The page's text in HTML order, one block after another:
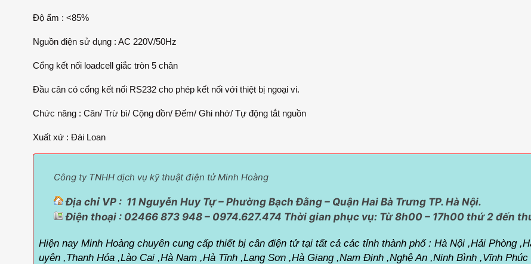
Độ ẩm : <85%
Nguồn điện sử dụng : AC 220V/50Hz
Cổng kết nối loadcell giắc tròn 5 chân
Đầu cân có cổng kết nối RS232 cho phép kết nối với thiệt bị ngoại vi.
Chức năng : Cân/ Trừ bì/ Cộng dồn/ Đếm/ Ghi nhớ/ Tự động tắt nguồn
Xuất xứ : Đài Loan
Công ty TNHH dịch vụ kỹ thuật điện tử Minh Hoàng
Địa chỉ VP : 11 Nguyễn Huy Tự – Phường Bạch Đằng – Quận Hai Bà Trưng TP. Hà Nội.
Điện thoại : 02466 873 948 – 0974.627.474 Thời gian phục vụ: Từ 8h00 – 17h00 thứ 2 đến
Hiện nay Minh Hoàng chuyên cung cấp thiết bị cân điện tử tại tất cả các tỉnh thành phố :Hà Nội ,Hải Phòng
uyên ,Thanh Hóa ,Lào Cai ,Hà Nam ,Hà Tĩnh ,Lạng Sơn ,Hà Giang ,Nam Định ,Nghệ An ,Ninh Bình ,Vĩnh